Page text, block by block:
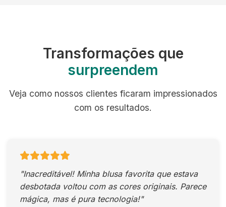
Transformações que
surpreendem
Veja como nossos clientes ficaram impressionados
com os resultados.
"Inacreditável! Minha blusa favorita que estava
desbotada voltou com as cores originais. Parece
mágica, mas é pura tecnologia!"